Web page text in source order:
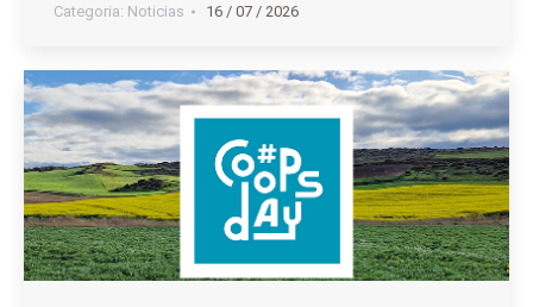
Categoria: Noticias 16 / 07 / 2026